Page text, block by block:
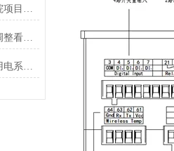
消防应急疏散指示系统在某医院项目的应用
从江苏工业用电分时电价机制调整看转供电用户电能计费
安科瑞用户侧智能配电与智能用电系统解决方案